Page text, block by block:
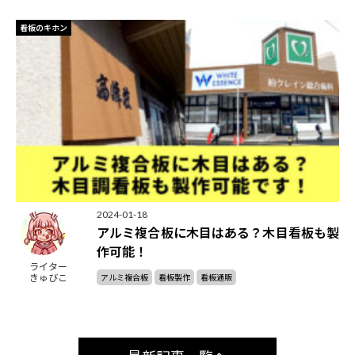
看板のキホン
ライター
きゅびこ
2024-01-18
アルミ複合板に木目はある？木目看板も製
作可能！
アルミ複合板 看板製作 看板通販